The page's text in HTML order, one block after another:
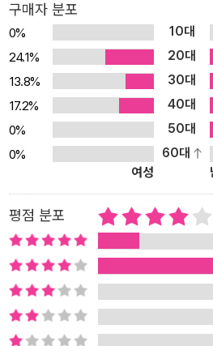
잡아서>로 소설스바루 신인상을 수상
으로 야마모토슈고로상을 수상한 작가
장 친숙한, 삶의 희비극을 절제된 시선
내는 것으로 유명한 작가다. 일본 관동
에 우뚝하니 하늘을 가리고 선 음산하리
나무. 소설의 주인공은 바로 이 장구한
무다. 소설은 부모와 함께 산에서 굶어
뜨린 녹나무 열매에서 싹을 틔운, 그 태
의 맹아에서부터 시작된다. 이렇게 나무
싹을 틔운 뒤, 울고 웃고 죽어가는 인간
종 편 「낙지落枝」에서 마을 사람들이
가 베이고 쓰러지는 쓴 운명과 마주한다
오늘까지, 천 년의 시간을 횡단하는 장
품에는 총 여덟 편의 연작이 들었으며,
와 현대의 이야기가 교차 진행되는 방식으로
구매자 분포
0% 10대
24.1%
20대
13.8%
30대
17.2%
40대
0%
50대
0%
60대
여성
평점 분포